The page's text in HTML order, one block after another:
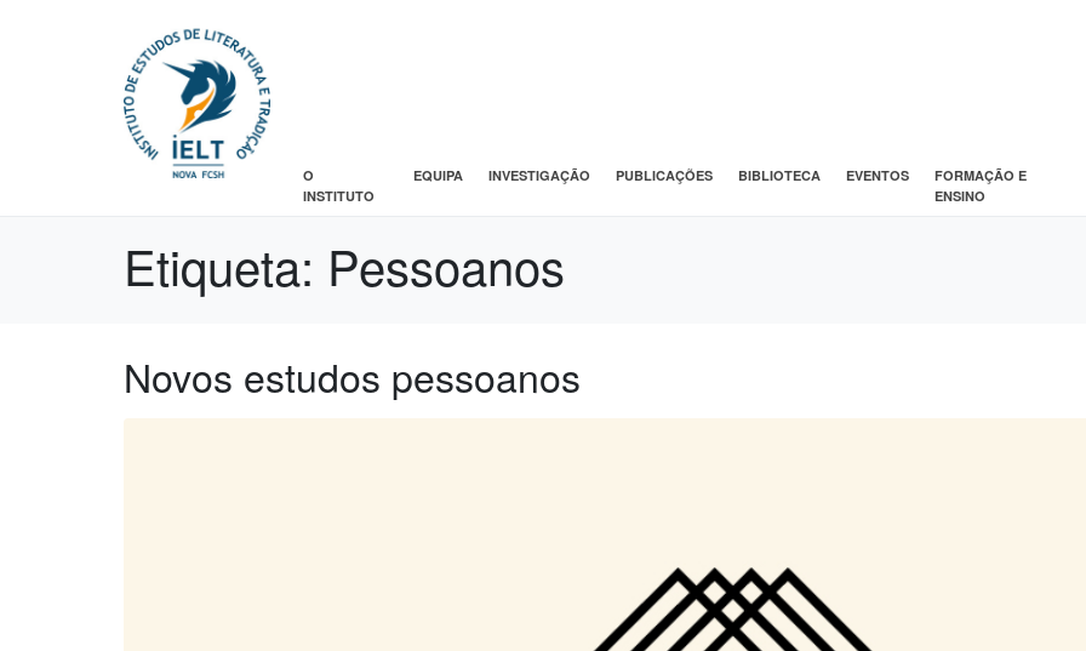
O
INSTITUTO
EQUIPA INVESTIGAÇÃO PUBLICAÇÕES BIBLIOTECA EVENTOS
FORMAÇÃO E
ENSINO
Etiqueta: Pessoanos
Novos estudos pessoanos